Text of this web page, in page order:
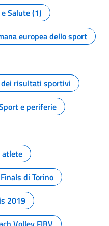
Salute (1)
europea dello sport
dei risultati sportivi
e periferie
atlete
di Torino
2019